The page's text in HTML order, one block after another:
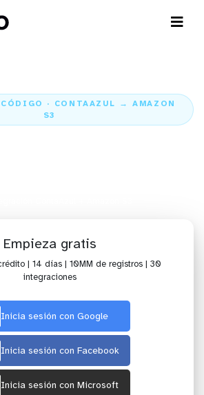
· CONTAAZUL → AMAZON
S3
Empieza gratis
| 14 días | 10MM de registros | 30
integraciones
Inicia sesión con Google
Inicia sesión con Facebook
Inicia sesión con Microsoft